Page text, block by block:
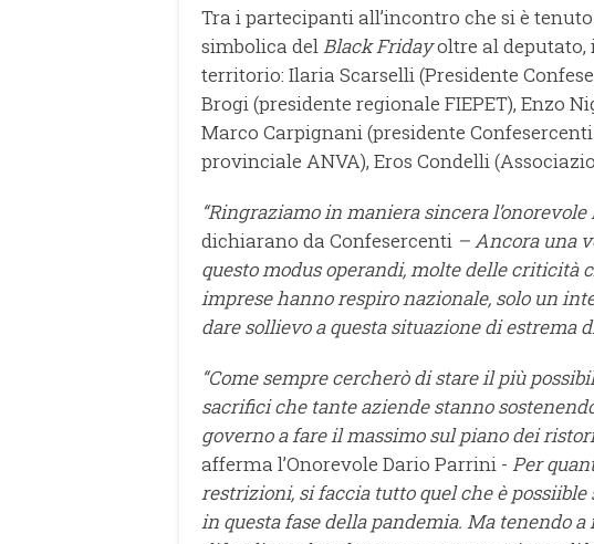
Tra i partecipanti all’incontro che si è
simbolica delBlack Fridayoltre al deputato,
territorio: Ilaria Scarselli (Presidente
Brogi (presidente regionale FIEPET), Enzo
Marco Carpignani (presidente
provinciale ANVA), Eros Condelli
“Ringraziamo in maniera sincera
dichiarano da Confesercenti – Ancora una
questo modus operandi, molte delle criticità
imprese hanno respiro nazionale, solo un
dare sollievo a questa situazione di estrema
“Come sempre cercherò di stare il più
sacrifici che tante aziende stanno
governo a fare il massimo sul piano dei
afferma l’Onorevole Dario Parrini - Per
restrizioni, si faccia tutto quel che è
in questa fase della pandemia. Ma tenendo